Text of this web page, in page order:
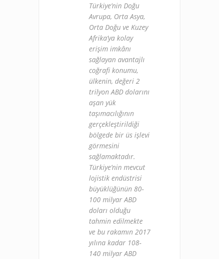
Türkiye’nin Doğu
Avrupa, Orta Asya,
Orta Doğu ve Kuzey
Afrika’ya kolay
erişim imkânı
sağlayan avantajlı
coğrafi konumu,
ülkenin, değeri 2
trilyon ABD dolarını
aşan yük
taşımacılığının
gerçekleştirildiği
bölgede bir üs işlevi
görmesini
sağlamaktadır.
Türkiye’nin mevcut
lojistik endüstrisi
büyüklüğünün 80-
100 milyar ABD
doları olduğu
tahmin edilmekte
ve bu rakamın 2017
yılına kadar 108-
140 milyar ABD